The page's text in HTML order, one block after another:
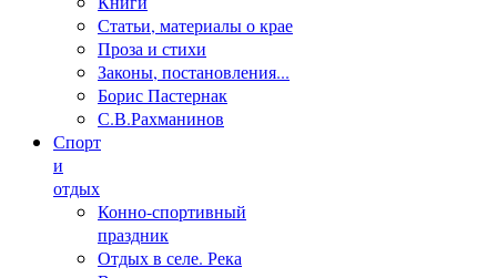
Статьи, материалы о крае
Проза и стихи
Законы, постановления...
Борис Пастернак
С.В.Рахманинов
Спорт
и
отдых
Конно-спортивный
праздник
Отдых в селе. Река